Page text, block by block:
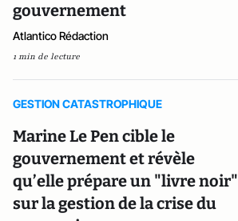
gouvernement
Atlantico Rédaction
1 min de lecture
GESTION CATASTROPHIQUE
Marine Le Pen cible le
gouvernement et révèle
qu’elle prépare un "livre noir"
sur la gestion de la crise du